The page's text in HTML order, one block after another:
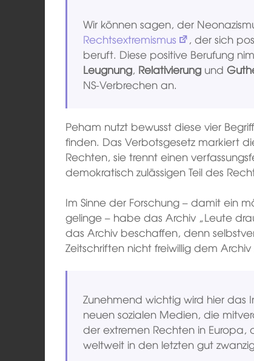
Wir können sagen, der
Rechtsextremismus
, der sich
beruft. Diese positive Berufung
Leugnung, Relativierungund
NS-Verbrechen an.
Peham nutzt bewusst diese vier
finden. Das Verbotsgesetz markiert
Rechten, sie trennt einen
demokratisch zulässigen Teil des
Im Sinne der Forschung – damit ein
gelinge – habe das Archiv „Leute
das Archiv beschaffen, denn
Zeitschriften nicht freiwillig dem Archiv
Zunehmend wichtig wird hier
neuen sozialen Medien, die
der extremen Rechten in
weltweit in den letzten gut